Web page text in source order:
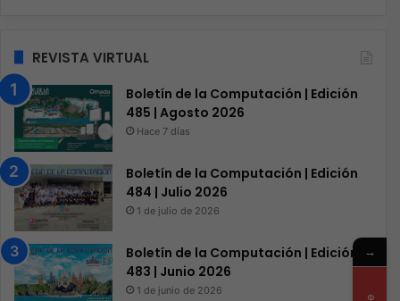
REVISTA VIRTUAL
Boletín de la Computación | Edición
485 | Agosto 2026
Hace 7 días
Boletín de la Computación | Edición
484 | Julio 2026
1 de julio de 2026
Boletín de la Computación | Edición
483 | Junio 2026
1 de junio de 2026
→